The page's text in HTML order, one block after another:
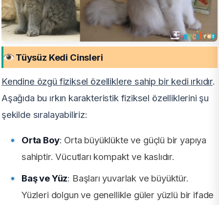
Tüysüz Kedi Cinsleri
Kendine özgü fiziksel özelliklere sahip bir kedi ırkıdır.
Aşağıda bu ırkın karakteristik fiziksel özelliklerini şu
şekilde sıralayabiliriz:
Orta Boy: Orta büyüklükte ve güçlü bir yapıya
sahiptir. Vücutları kompakt ve kaslıdır.
Baş ve Yüz: Başları yuvarlak ve büyüktür.
Yüzleri dolgun ve genellikle güler yüzlü bir ifade